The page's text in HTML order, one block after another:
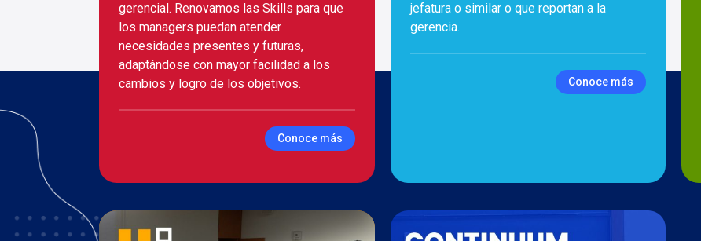
gerencial. Renovamos las Skills para que
los managers puedan atender
necesidades presentes y futuras,
adaptándose con mayor facilidad a los
cambios y logro de los objetivos.
Conoce más
jefatura o similar o que reportan a la
gerencia.
Conoce más